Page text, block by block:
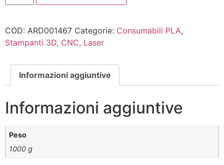
COD: ARD001467 Categorie: Consumabili PLA,
Stampanti 3D, CNC, Laser
Informazioni aggiuntive
Informazioni aggiuntive
Peso
1000 g